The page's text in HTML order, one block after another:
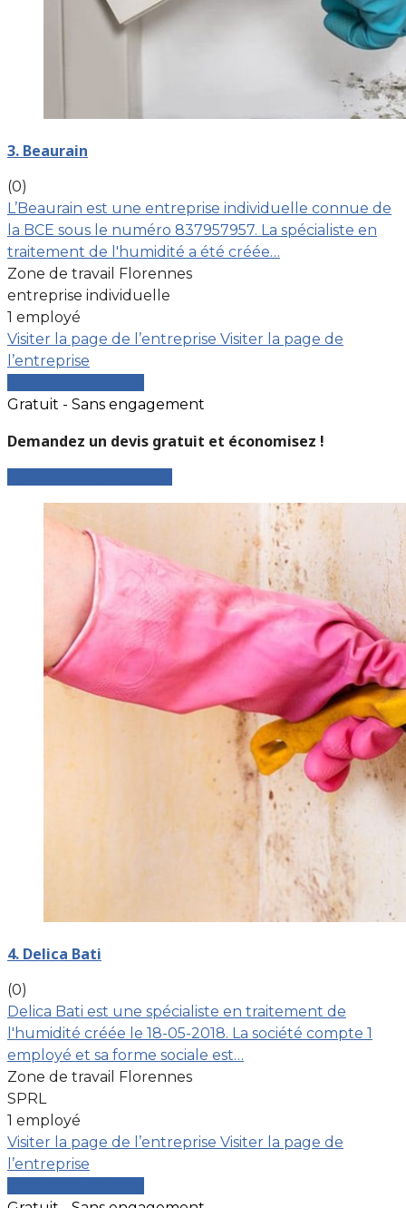
3. Beaurain
(0)
L’Beaurain est une entreprise individuelle connue de
la BCE sous le numéro 837957957. La spécialiste en
traitement de l'humidité a été créée…
Zone de travail Florennes
entreprise individuelle
1 employé
Visiter la page de l’entreprise Visiter la page de
l’entreprise
Gratuit - Sans engagement
Demandez un devis gratuit et économisez !
4. Delica Bati
(0)
Delica Bati est une spécialiste en traitement de
l'humidité créée le 18-05-2018. La société compte 1
employé et sa forme sociale est…
Zone de travail Florennes
SPRL
1 employé
Visiter la page de l’entreprise Visiter la page de
l’entreprise